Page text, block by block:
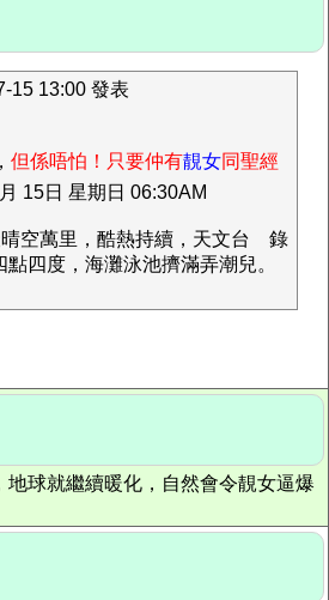
15 13:00 發表
但係唔怕！只要仲有靚女同聖經
15日 星期日 06:30AM
空萬里，酷熱持續，天文台 錄
四度，海灘泳池擠滿弄潮兒。
地球就繼續暖化，自然會令靚女逼爆